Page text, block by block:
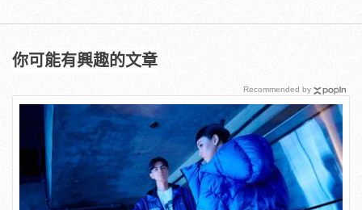
你可能有興趣的文章
Recommended by